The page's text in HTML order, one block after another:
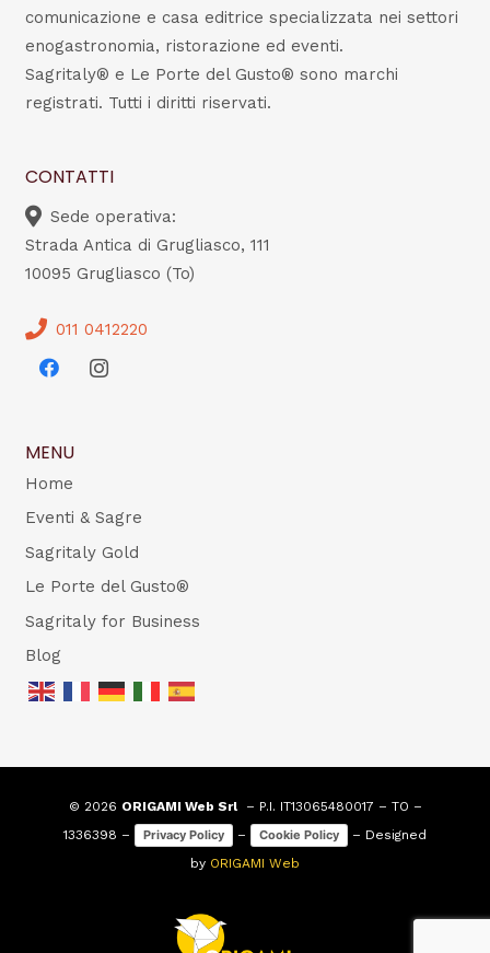
comunicazione e casa editrice specializzata nei settori
enogastronomia, ristorazione ed eventi.
Sagritaly® e Le Porte del Gusto® sono marchi
registrati. Tutti i diritti riservati.
CONTATTI
Sede operativa:
Strada Antica di Grugliasco, 111
10095 Grugliasco (To)
011 0412220
MENU
Home
Eventi & Sagre
Sagritaly Gold
Le Porte del Gusto®
Sagritaly for Business
Blog
© 2026 ORIGAMI Web Srl– P.I. IT13065480017 – TO –
1336398 –
Privacy Policy – Cookie Policy
– Designed
by ORIGAMI Web